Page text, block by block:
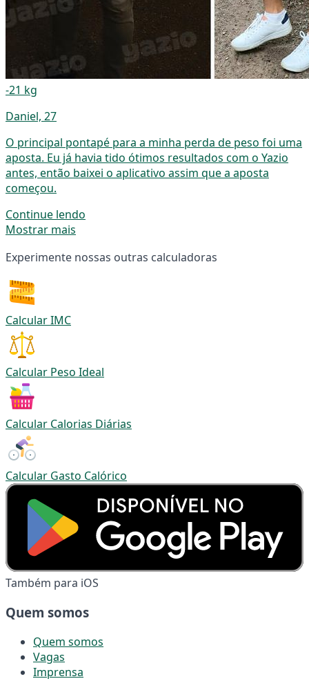
-21 kg
Daniel, 27
O principal pontapé para a minha perda de peso foi uma
aposta. Eu já havia tido ótimos resultados com o Yazio
antes, então baixei o aplicativo assim que a aposta
começou.
Continue lendo
Mostrar mais
Experimente nossas outras calculadoras
Calcular IMC
Calcular Peso Ideal
Calcular Calorias Diárias
Calcular Gasto Calórico
Também para iOS
Quem somos
Quem somos
Vagas
Imprensa